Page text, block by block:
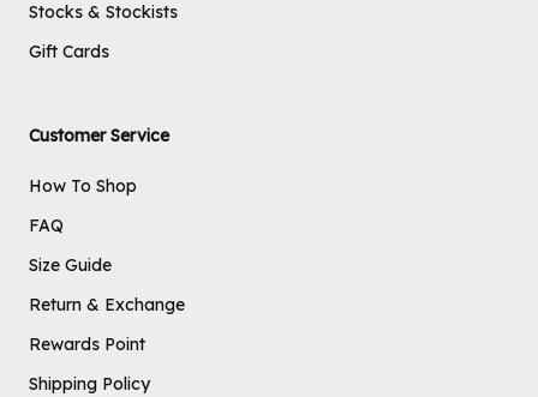
Stocks & Stockists
Gift Cards
Customer Service
How To Shop
FAQ
Size Guide
Return & Exchange
Rewards Point
Shipping Policy